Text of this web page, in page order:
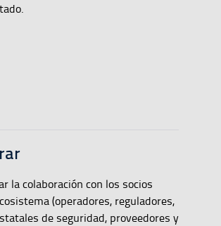
la colaboración con los socios
(operadores, reguladores,
de seguridad, proveedores y